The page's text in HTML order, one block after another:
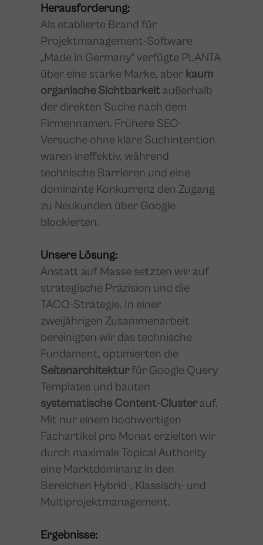
Herausforderung:
Als etablierte Brand für
Projektmanagement-Software
„Made in Germany“ verfügte PLANTA
über eine starke Marke, aber kaum
organische Sichtbarkeit außerhalb
der direkten Suche nach dem
Firmennamen. Frühere SEO-
Versuche ohne klare Suchintention
waren ineffektiv, während
technische Barrieren und eine
dominante Konkurrenz den Zugang
zu Neukunden über Google
blockierten.
Unsere Lösung:
Anstatt auf Masse setzten wir auf
strategische Präzision und die
TACO-Strategie. In einer
zweijährigen Zusammenarbeit
bereinigten wir das technische
Fundament, optimierten die
Seitenarchitekturfür Google Query
Templates und bauten
systematische Content-Clusterauf.
Mit nur einem hochwertigen
Fachartikel pro Monat erzielten wir
durch maximale Topical Authority
eine Marktdominanz in den
Bereichen Hybrid-, Klassisch- und
Multiprojektmanagement.
Ergebnisse: